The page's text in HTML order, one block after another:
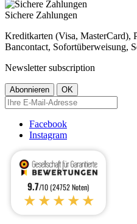
Sichere Zahlungen
Kreditkarten (Visa, MasterCard),
Bancontact, Sofortüberweisung,
Newsletter subscription
Facebook
Instagram
9.7/10 (24752 Noten)
★★★★★